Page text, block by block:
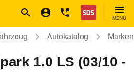
Nothilfe
MENÜ
Autokatalog
1.0 LS (03/10 -